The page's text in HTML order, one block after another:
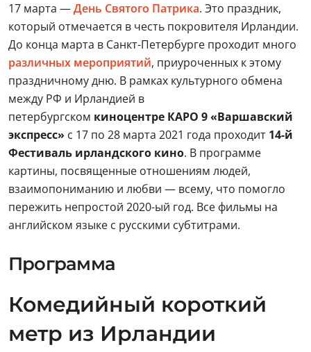
17 марта —День Святого Патрика. Это праздник,
который отмечается в честь покровителя Ирландии.
До конца марта в Санкт-Петербурге проходит много
различных мероприятий, приуроченных к этому
праздничному дню. В рамках культурного обмена
между РФ и Ирландией в
петербургском киноцентре КАРО 9 «Варшавский
экспресс» с 17 по 28 марта 2021 года проходит 14-й
Фестиваль ирландского кино. В программе
картины, посвященные отношениям людей,
взаимопониманию и любви — всему, что помогло
пережить непростой 2020-ый год. Все фильмы на
английском языке с русскими субтитрами.
Программа
Комедийный короткий
метр из Ирландии